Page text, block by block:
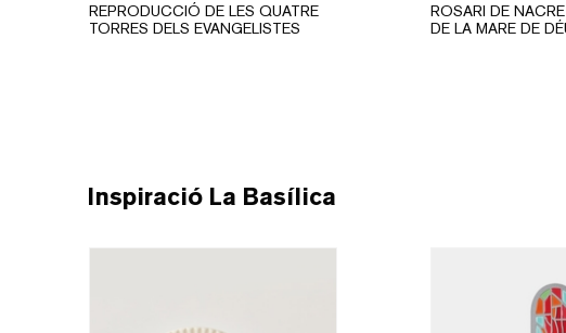
REPRODUCCIÓ DE LES QUATRE
TORRES DELS EVANGELISTES
ROSARI DE
DE LA MARE DE
Inspiració La Basílica